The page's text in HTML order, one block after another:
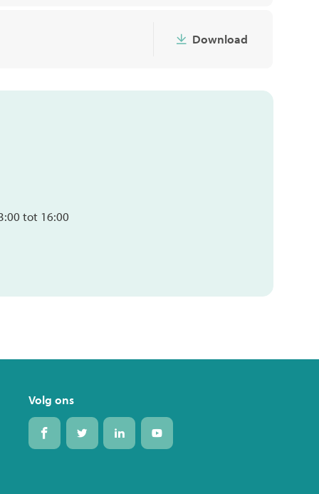
Download
tot 16:00
Volg ons
Volg
ons
Volg
ons
Volg
ons
Volg
ons